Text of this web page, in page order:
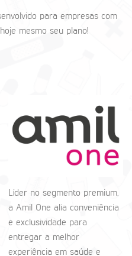
para empresas com
mesmo seu plano!
Líder no segmento premium,
a Amil One alia conveniência
e exclusividade para
entregar a melhor
experiência em saúde e